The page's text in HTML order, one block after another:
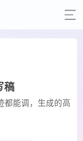
稿
都能调，生成的高